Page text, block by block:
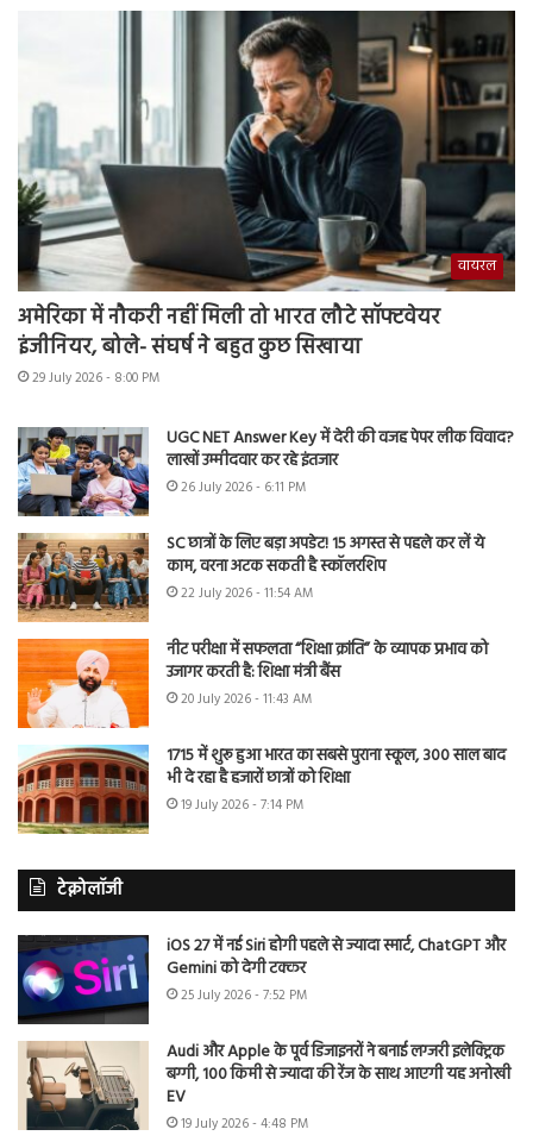
वायरल
अमेरिका में नौकरी नहीं मिली तो भारत लौटे सॉफ्टवेयर
इंजीनियर, बोले- संघर्ष ने बहुत कुछ सिखाया
29 July 2026 - 8:00 PM
UGC NET Answer Key में देरी की वजह पेपर लीक विवाद?
लाखों उम्मीदवार कर रहे इंतजार
26 July 2026 - 6:11 PM
SC छात्रों के लिए बड़ा अपडेट! 15 अगस्त से पहले कर लें ये
काम, वरना अटक सकती है स्कॉलरशिप
22 July 2026 - 11:54 AM
नीट परीक्षा में सफलता “शिक्षा क्रांति” के व्यापक प्रभाव को
उजागर करती है: शिक्षा मंत्री बैंस
20 July 2026 - 11:43 AM
1715 में शुरू हुआ भारत का सबसे पुराना स्कूल, 300 साल बाद
भी दे रहा है हजारों छात्रों को शिक्षा
19 July 2026 - 7:14 PM
टेक्नोलॉजी
iOS 27 में नई Siri होगी पहले से ज्यादा स्मार्ट, ChatGPT और
Gemini को देगी टक्कर
25 July 2026 - 7:52 PM
Audi और Apple के पूर्व डिजाइनरों ने बनाई लग्जरी इलेक्ट्रिक
बग्गी, 100 किमी से ज्यादा की रेंज के साथ आएगी यह अनोखी
EV
19 July 2026 - 4:48 PM